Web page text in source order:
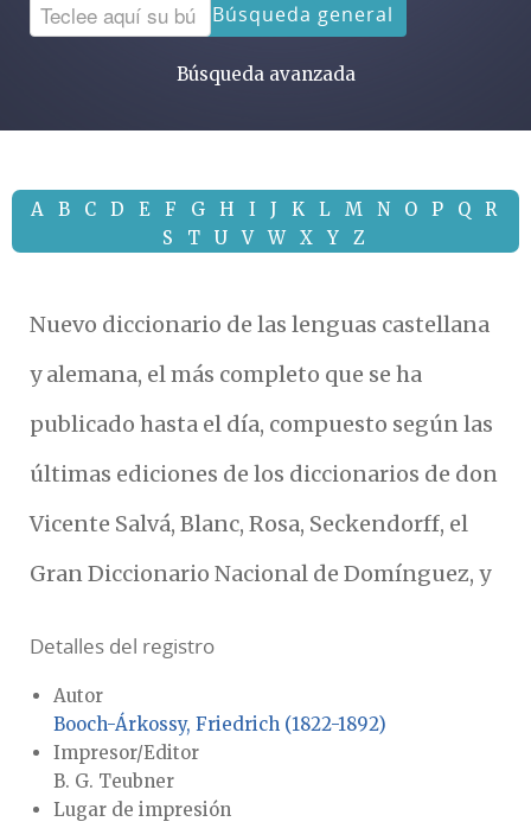
Búsqueda general
Búsqueda avanzada
A B C D E F G H I J K L M N O P Q
R
S
T U V W X Y Z
Nuevo diccionario de las lenguas castellana
y alemana, el más completo que se ha
publicado hasta el día, compuesto según las
últimas ediciones de los diccionarios de don
Vicente Salvá, Blanc, Rosa, Seckendorff, el
Gran Diccionario Nacional de Domínguez, y
Detalles del registro
Autor
Booch-Árkossy, Friedrich (1822-1892)
Impresor/Editor
B. G. Teubner
Lugar de impresión